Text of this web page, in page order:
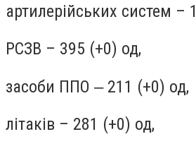
артилерійських систем –
РСЗВ – 395 (+0) од,
засоби ППО ‒ 211 (+0) од,
літаків – 281 (+0) од,